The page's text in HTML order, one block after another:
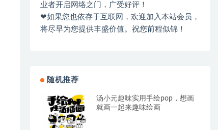
业者开启网络之门，广受好评！
❤如果您也依存于互联网，欢迎加入本站会员，
将尽早为您提供丰盛价值。祝您前程似锦！
随机推荐
汤小元趣味实用手绘pop，想画
就画一起来趣味绘画